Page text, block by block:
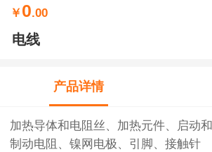
￥ 0.00
电线
产品详情
加热导体和电阻丝、加热元件、启动和
制动电阻、镍网电极、引脚、接触针